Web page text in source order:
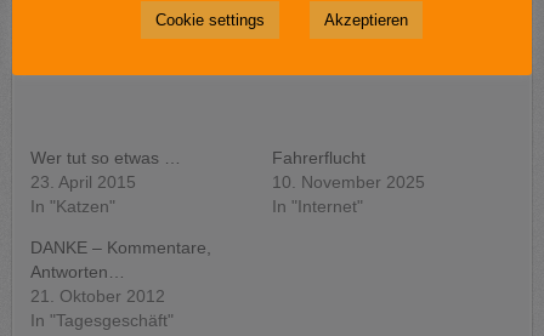
Wer tut so etwas …
23. April 2015
In "Katzen"
Fahrerflucht
10. November 2025
In "Internet"
DANKE – Kommentare,
Antworten…
21. Oktober 2012
In "Tagesgeschäft"
Cookie settings Akzeptieren